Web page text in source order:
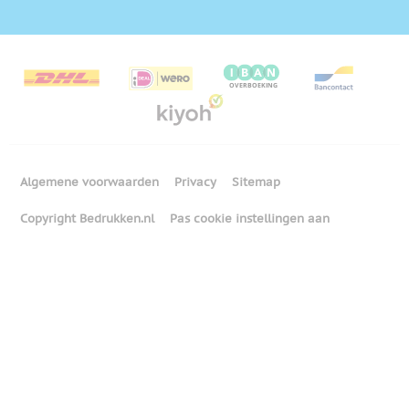
Algemene voorwaarden Privacy Sitemap
Copyright Bedrukken.nl Pas cookie instellingen aan